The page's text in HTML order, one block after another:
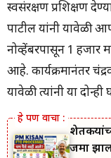
स्वसंरक्षण प्रशिक्षण
पाटील यांनी यावेळी
नोव्हेंबरपासून 1 हजार
आहे. कार्यक्रमानंतर
यावेळी त्यांनी या
जमा